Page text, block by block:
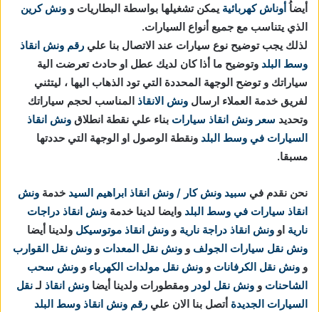
أيضاُأوناش كهربائية يمكن تشغيلها بواسطة البطاريات و ونش كرين
الذي يتناسب مع جميع أنواع السيارات.
لذلك يجب توضيح نوع سيارات عند الاتصال بنا علي رقم ونش انقاذ
وسط البلد وتوضيح ما أذا كان لديك عطل او حادث تعرضت الية
سياراتك و توضح الوجهة المحددة التي تود الذهاب اليها ، ليتثني
لفريق خدمة العملاء ارسال ونش الانقاذ المناسب لحجم سياراتك
وتحديد سعر ونش انقاذ سيارات بناء علي نقطة انطلاق ونش انقاذ
السيارات في وسط البلد ونقطة الوصول او الوجهة التي حددتها
مسبقا.
نحن نقدم في سبيد ونش كار / ونش انقاذ ابراهيم السيد خدمة ونش
انقاذ سيارات في وسط البلد وايضا لدينا خدمة ونش انقاذ دراجات
نارية او ونش انقاذ دراجة نارية و ونش انقاذ موتوسيكل ولدينا أيضا
ونش نقل سيارات الجولف و ونش نقل المعدات و ونش نقل القوارب
و ونش نقل الكرفانات و ونش نقل مولدات الكهرباء و ونش سحب
الشاحنات و ونش نقل لودر ومقطورات ولدينا أيضا ونش انقاذ لـنقل
السيارات الجديدة أتصل بنا الان علي رقم ونش انقاذ وسط البلد